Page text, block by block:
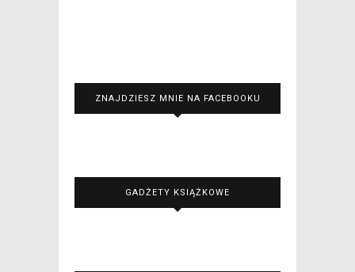
ZNAJDZIESZ MNIE NA FACEBOOKU
GADŻETY KSIĄŻKOWE